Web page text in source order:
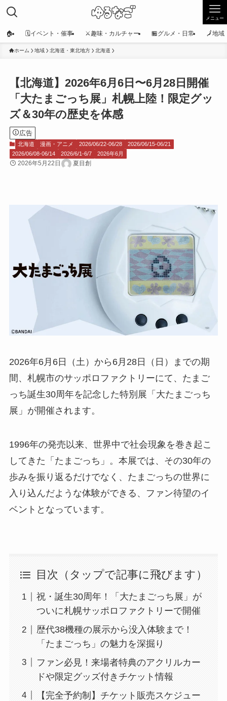
メニュー
🏠 🗓️イベント・催事 ⚔️趣味・カルチャー 🏪グルメ・日常 🗾地域
ホーム 地域 北海道・東北地方 北海道
【北海道】2026年6月6日〜6月28日開催
「大たまごっち展」札幌上陸！限定グッ
ズ＆30年の歴史を体感
広告
北海道 漫画・アニメ 2026/06/22-06/28
2026/06/15-06/21
2026/06/08-06/14
2026/6/1-6/7 2026年6月
2026年5月22日 夏目創
2026年6月6日（土）から6月28日（日）までの期
間、札幌市のサッポロファクトリーにて、たまご
っち誕生30周年を記念した特別展「大たまごっち
展」が開催されます。
1996年の発売以来、世界中で社会現象を巻き起こ
してきた「たまごっち」。本展では、その30年の
歩みを振り返るだけでなく、たまごっちの世界に
入り込んだような体験ができる、ファン待望のイ
ベントとなっています。
目次（タップで記事に飛びます）
祝・誕生30周年！「大たまごっち展」が
ついに札幌サッポロファクトリーで開催
歴代38機種の展示から没入体験まで！
「たまごっち」の魅力を深掘り
ファン必見！来場者特典のアクリルカー
ドや限定グッズ付きチケット情報
【完全予約制】チケット販売スケジュー